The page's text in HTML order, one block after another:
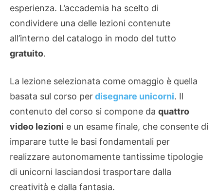
esperienza. L’accademia ha scelto di
condividere una delle lezioni contenute
all’interno del catalogo in modo del tutto
gratuito.
La lezione selezionata come omaggio è quella
basata sul corso perdisegnare unicorni. Il
contenuto del corso si compone da quattro
video lezioni e un esame finale, che consente di
imparare tutte le basi fondamentali per
realizzare autonomamente tantissime tipologie
di unicorni lasciandosi trasportare dalla
creatività e dalla fantasia.